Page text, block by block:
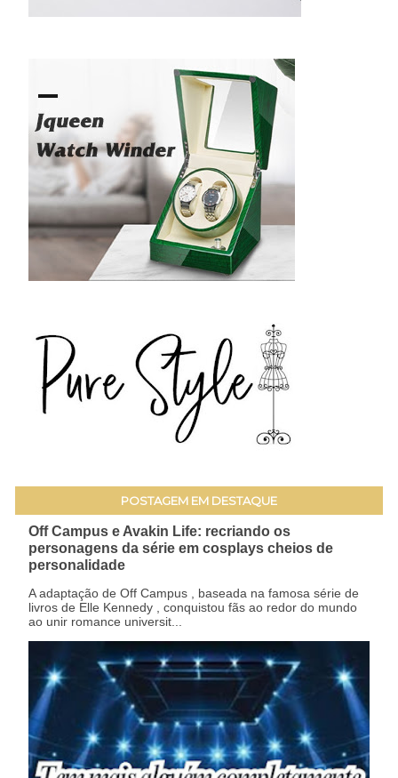
POSTAGEM EM DESTAQUE
Off Campus e Avakin Life: recriando os
personagens da série em cosplays cheios de
personalidade
A adaptação de Off Campus , baseada na famosa série de
livros de Elle Kennedy , conquistou fãs ao redor do mundo
ao unir romance universit...